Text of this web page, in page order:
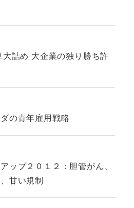
詰め 大企業の独り勝ち許
の青年雇用戦略
プ２０１２：胆管がん、
甘い規制